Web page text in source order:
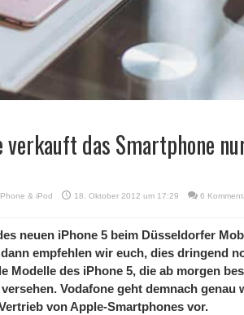
verkauft das Smartphone
& iPod 18. Oktober 2012 um 17:29 6
neuen iPhone 5 beim Düsseldorfer
empfehlen wir euch, dies dringend
Modelle des iPhone 5, die ab morgen
Vodafone geht demnach genau
von Apple-Smartphones vor.